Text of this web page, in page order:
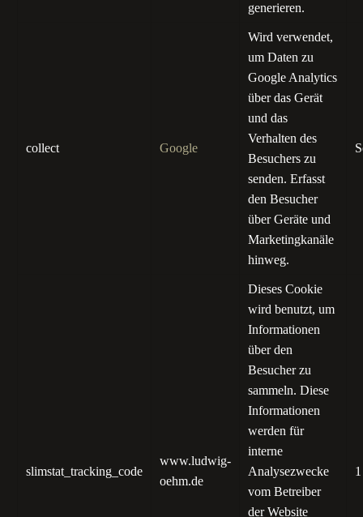
generieren.
collect Google
Wird verwendet,
um Daten zu
Google Analytics
über das Gerät
und das
Verhalten des
Besuchers zu
senden. Erfasst
den Besucher
über Geräte und
Marketingkanäle
hinweg.
slimstat_tracking_code
www.ludwig-
oehm.de
Dieses Cookie
wird benutzt, um
Informationen
über den
Besucher zu
sammeln. Diese
Informationen
werden für
interne
Analysezwecke
vom Betreiber
der Website